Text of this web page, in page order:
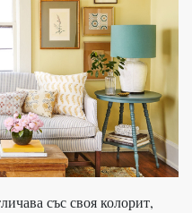
със своя колорит,